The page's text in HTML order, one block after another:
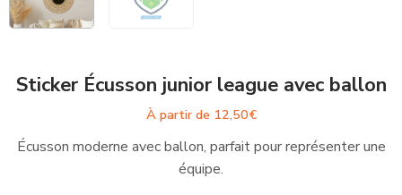
Sticker Écusson junior league avec ballon
À partir de 12,50€
Écusson moderne avec ballon, parfait pour représenter une
équipe.